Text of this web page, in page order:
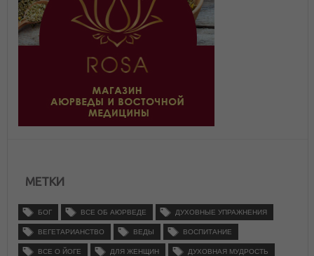
МЕТКИ
БОГ ВСЕ ОБ АЮРВЕДЕ ДУХОВНЫЕ УПРАЖНЕНИЯ
ВЕГЕТАРИАНСТВО ВЕДЫ ВОСПИТАНИЕ
ВСЕ О ЙОГЕ ДЛЯ ЖЕНЩИН ДУХОВНАЯ МУДРОСТЬ